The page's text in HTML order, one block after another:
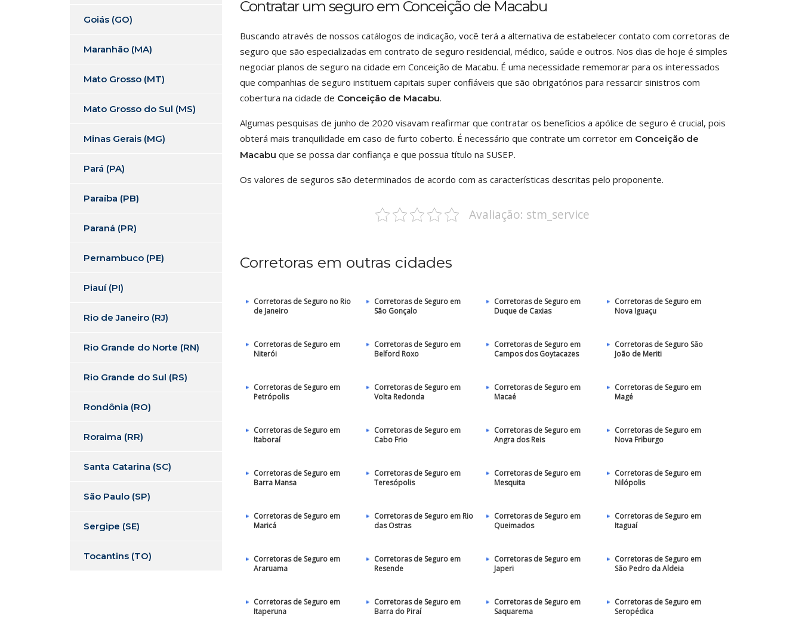
Contratar um seguro em Conceição de Macabu
Buscando através de nossos catálogos de indicação, você terá a alternativa de estabelecer contato com corretoras de
seguro que são especializadas em contrato de seguro residencial, médico, saúde e outros. Nos dias de hoje é simples
negociar planos de seguro na cidade em Conceição de Macabu. É uma necessidade rememorar para os interessados
que companhias de seguro instituem capitais super confiáveis que são obrigatórios para ressarcir sinistros com
cobertura na cidade de Conceição de Macabu.
Algumas pesquisas de junho de 2020 visavam reafirmar que contratar os benefícios a apólice de seguro é crucial, pois
obterá mais tranquilidade em caso de furto coberto. É necessário que contrate um corretor em Conceição de
Macabu que se possa dar confiança e que possua título na SUSEP.
Os valores de seguros são determinados de acordo com as características descritas pelo proponente.
Avaliação: stm_service
Corretoras em outras cidades
Corretoras de Seguro no Rio
de Janeiro
Corretoras de Seguro em
São Gonçalo
Corretoras de Seguro em
Duque de Caxias
Corretoras de Seguro em
Nova Iguaçu
Corretoras de Seguro em
Niterói
Corretoras de Seguro em
Belford Roxo
Corretoras de Seguro em
Campos dos Goytacazes
Corretoras de Seguro São
João de Meriti
Corretoras de Seguro em
Petrópolis
Corretoras de Seguro em
Volta Redonda
Corretoras de Seguro em
Macaé
Corretoras de Seguro em
Magé
Corretoras de Seguro em
Itaboraí
Corretoras de Seguro em
Cabo Frio
Corretoras de Seguro em
Angra dos Reis
Corretoras de Seguro em
Nova Friburgo
Corretoras de Seguro em
Barra Mansa
Corretoras de Seguro em
Teresópolis
Corretoras de Seguro em
Mesquita
Corretoras de Seguro em
Nilópolis
Corretoras de Seguro em
Maricá
Corretoras de Seguro em Rio
das Ostras
Corretoras de Seguro em
Queimados
Corretoras de Seguro em
Itaguaí
Corretoras de Seguro em
Araruama
Corretoras de Seguro em
Resende
Corretoras de Seguro em
Japeri
Corretoras de Seguro em
São Pedro da Aldeia
Corretoras de Seguro em
Itaperuna
Corretoras de Seguro em
Barra do Piraí
Corretoras de Seguro em
Saquarema
Corretoras de Seguro em
Seropédica
Goiás (GO)
Maranhão (MA)
Mato Grosso (MT)
Mato Grosso do Sul (MS)
Minas Gerais (MG)
Pará (PA)
Paraíba (PB)
Paraná (PR)
Pernambuco (PE)
Piauí (PI)
Rio de Janeiro (RJ)
Rio Grande do Norte (RN)
Rio Grande do Sul (RS)
Rondônia (RO)
Roraima (RR)
Santa Catarina (SC)
São Paulo (SP)
Sergipe (SE)
Tocantins (TO)